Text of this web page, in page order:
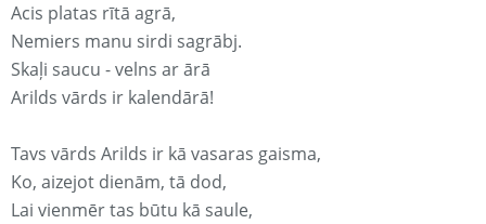
Acis platas rītā agrā,
Nemiers manu sirdi sagrābj.
Skaļi saucu - velns ar ārā
Arilds vārds ir kalendārā!
Tavs vārds Arilds ir kā vasaras gaisma,
Ko, aizejot dienām, tā dod,
Lai vienmēr tas būtu kā saule,